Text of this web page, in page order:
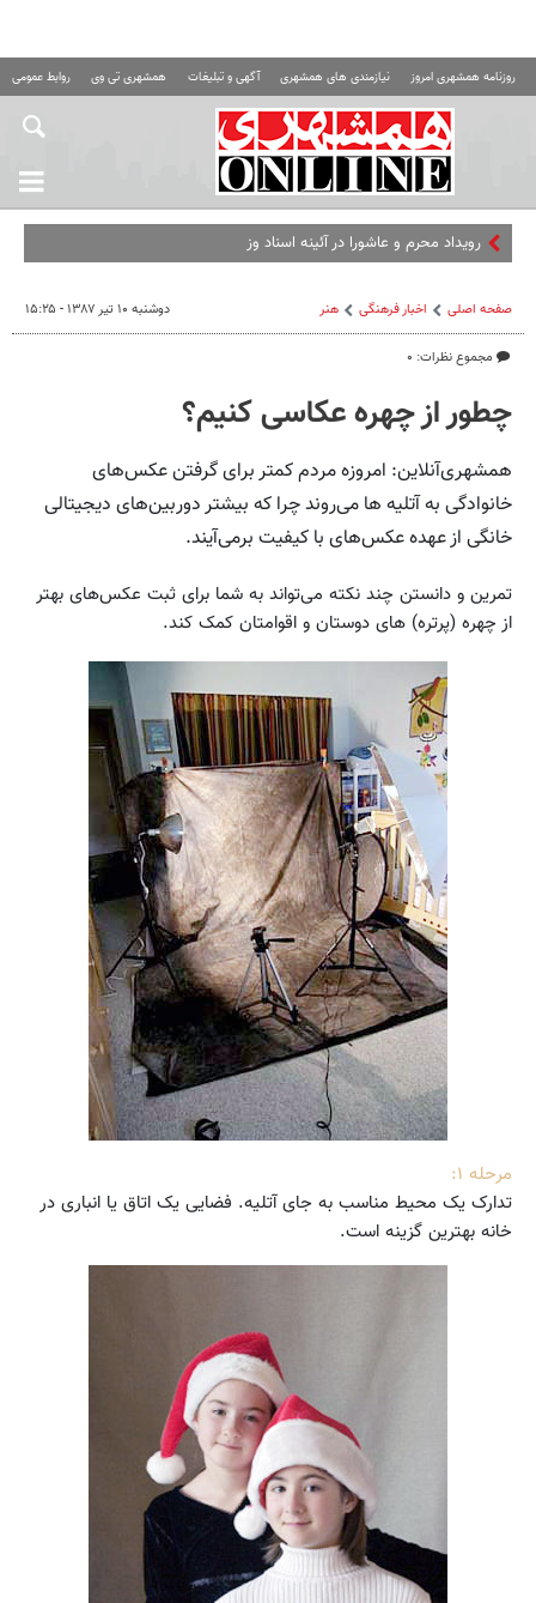
روزنامه همشهری امروز نیازمندی های همشهری آگهی و تبلیغات همشهری تی وی روابط عمومی
رویداد محرم و عاشورا در آئینه اسناد وزارت امور خارجه
صفحه اصلی اخبار فرهنگی هنر
مجموع نظرات: ۰
دوشنبه ۱۰ تیر ۱۳۸۷ - ۱۵:۲۵
چطور از چهره عکاسی کنیم؟
همشهری‌آنلاین: امروزه مردم کمتر برای گرفتن عکس‌های
خانوادگی به آتلیه ها می‌روند چرا که بیشتر دوربین‌های دیجیتالی
خانگی از عهده عکس‌های با کیفیت برمی‌آیند.
تمرین و دانستن چند نکته می‌تواند به شما برای ثبت عکس‌های بهتر
از چهره (پرتره) های دوستان و اقوامتان کمک کند.
مرحله ۱:
تدارک یک محیط مناسب به جای آتلیه. فضایی یک اتاق یا انباری در
خانه بهترین گزینه است.